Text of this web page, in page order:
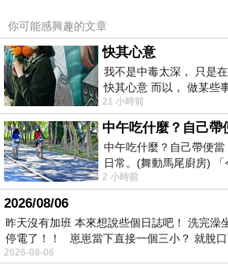
從西面站走到飯店差不多10分
附近很熱鬧~~~超級超級多燒肉
你可能感興趣的文章
快其心意
我不是中毒太深， 只是
快其心意 而以， 做某些
愉快。
21 小時前
中午吃什麼？自己帶便
日常。(舞動馬尾廚房)
當？麵？還是炒飯？」 每
2 小時前
2026/08/06
昨天沒有加班 本來想說些個日誌吧！ 洗完澡
停電了！！ 崽崽當下直接一個三小？ 就脫口
2026-08-06